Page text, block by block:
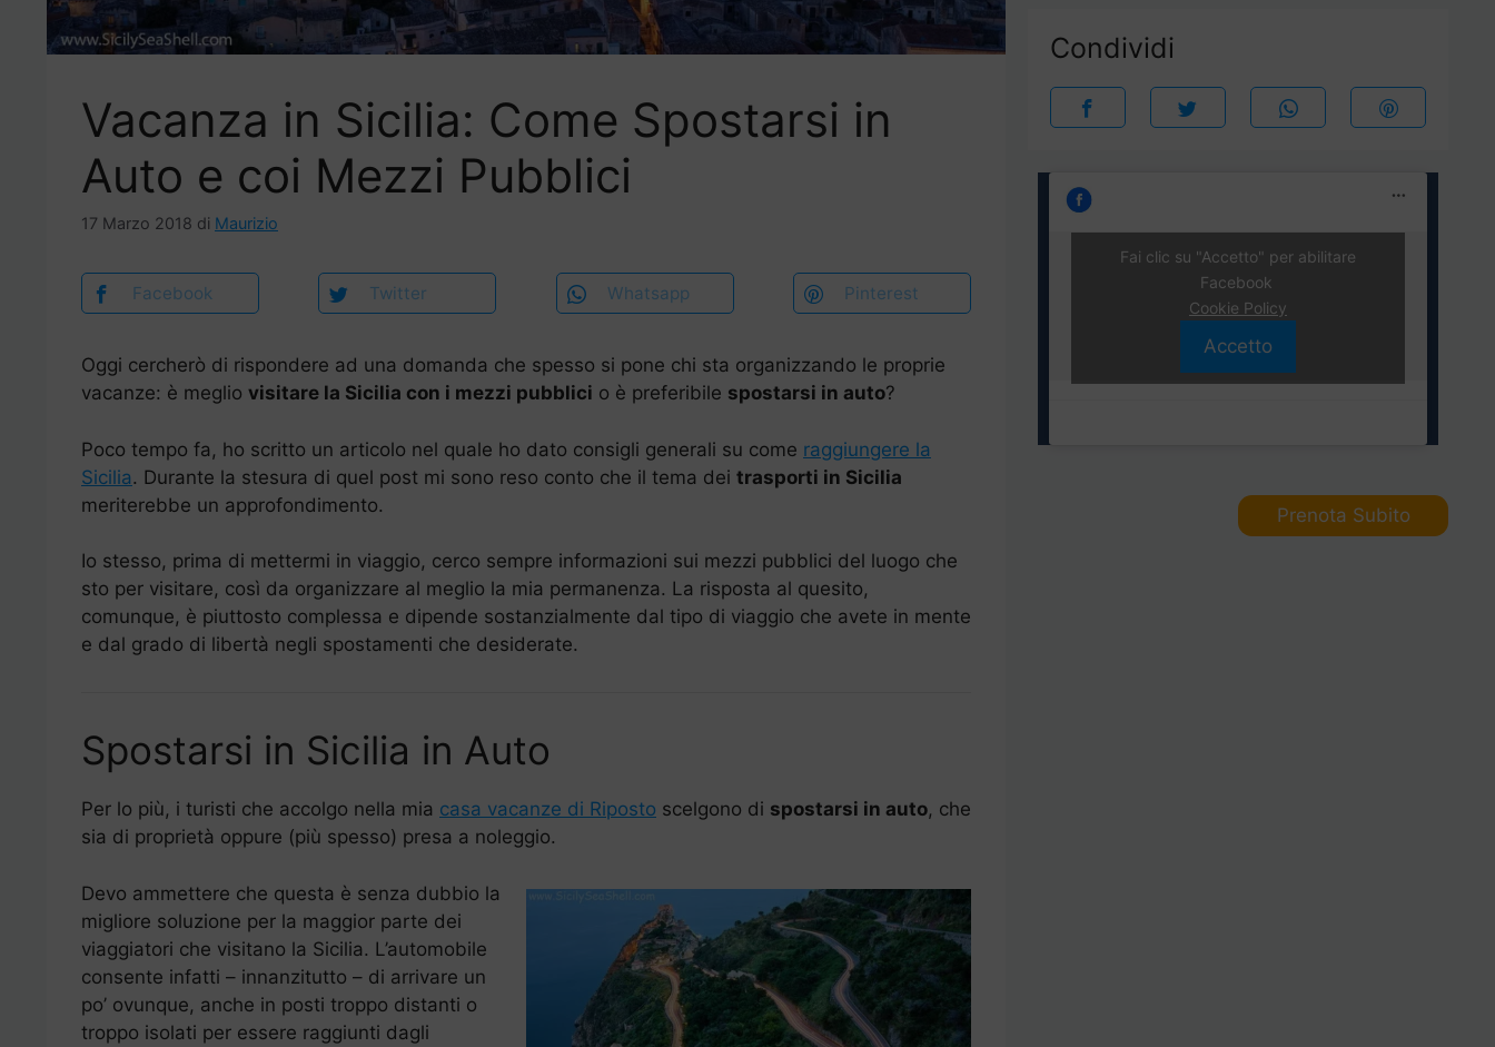
Vacanza in Sicilia: Come Spostarsi in
Auto e coi Mezzi Pubblici
17 Marzo 2018 di Maurizio
Facebook Twitter Whatsapp Pinterest
Oggi cercherò di rispondere ad una domanda che spesso si pone chi sta organizzando le proprie
vacanze: è meglio visitare la Sicilia con i mezzi pubblici o è preferibile spostarsi in auto?
Poco tempo fa, ho scritto un articolo nel quale ho dato consigli generali su come raggiungere la
Sicilia. Durante la stesura di quel post mi sono reso conto che il tema dei trasporti in Sicilia
meriterebbe un approfondimento.
Io stesso, prima di mettermi in viaggio, cerco sempre informazioni sui mezzi pubblici del luogo che
sto per visitare, così da organizzare al meglio la mia permanenza. La risposta al quesito,
comunque, è piuttosto complessa e dipende sostanzialmente dal tipo di viaggio che avete in mente
e dal grado di libertà negli spostamenti che desiderate.
Spostarsi in Sicilia in Auto
Per lo più, i turisti che accolgo nella mia casa vacanze di Riposto scelgono di spostarsi in auto, che
sia di proprietà oppure (più spesso) presa a noleggio.
Devo ammettere che questa è senza dubbio la
migliore soluzione per la maggior parte dei
viaggiatori che visitano la Sicilia. L’automobile
consente infatti – innanzitutto – di arrivare un
po’ ovunque, anche in posti troppo distanti o
troppo isolati per essere raggiunti dagli
Condividi
Fai clic su "Accetto" per abilitare
Facebook
Cookie Policy
Accetto
Prenota Subito